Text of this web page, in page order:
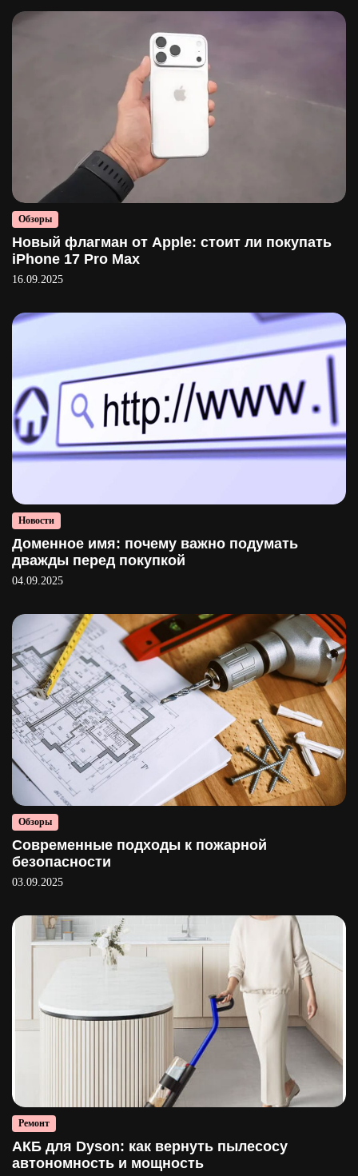
Обзоры
Новый флагман от Apple: стоит ли покупать
iPhone 17 Pro Max
16.09.2025
Новости
Доменное имя: почему важно подумать
дважды перед покупкой
04.09.2025
Обзоры
Современные подходы к пожарной
безопасности
03.09.2025
Ремонт
АКБ для Dyson: как вернуть пылесосу
автономность и мощность